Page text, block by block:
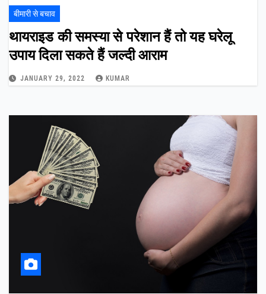
बीमारी से बचाव
थायराइड की समस्या से परेशान हैं तो यह घरेलू
उपाय दिला सकते हैं जल्दी आराम
JANUARY 29, 2022 KUMAR